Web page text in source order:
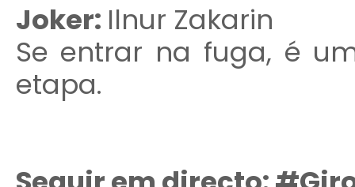
Joker: Ilnur Zakarin
Se entrar na fuga, é
etapa.